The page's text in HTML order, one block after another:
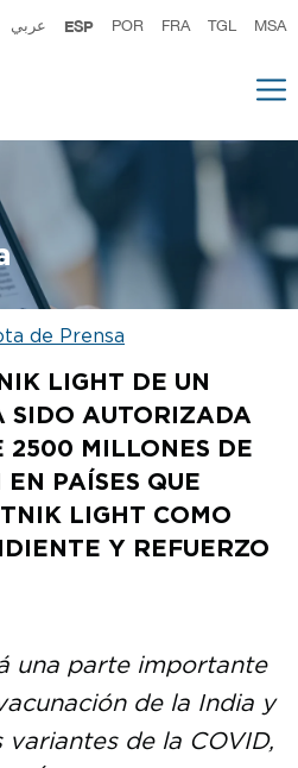
عربي ESP POR FRA TGL MSA
de Prensa
LIGHT DE UN
SIDO AUTORIZADA
2500 MILLONES DE
EN PAÍSES QUE
LIGHT COMO
Y REFUERZO
una parte importante
de la India y
variantes de la COVID,